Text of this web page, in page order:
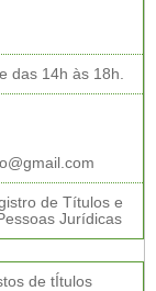
das 14h às 18h.
de Títulos e
Jurídicas
de tÍtulos